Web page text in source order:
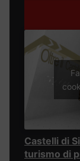
Castelli di
turismo di